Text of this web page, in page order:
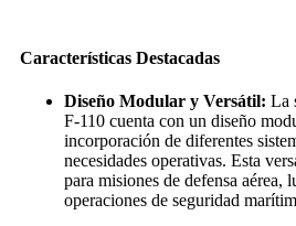
Características Destacadas
Diseño Modular y Versátil: La
F-110 cuenta con un diseño
incorporación de diferentes
necesidades operativas. Esta
para misiones de defensa aérea,
operaciones de seguridad